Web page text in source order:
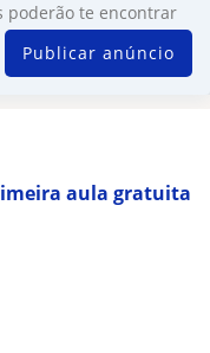
poderão te encontrar
Publicar anúncio
aula gratuita